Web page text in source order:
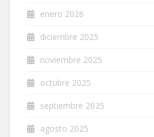
enero 2026
diciembre 2025
noviembre 2025
octubre 2025
septiembre 2025
agosto 2025